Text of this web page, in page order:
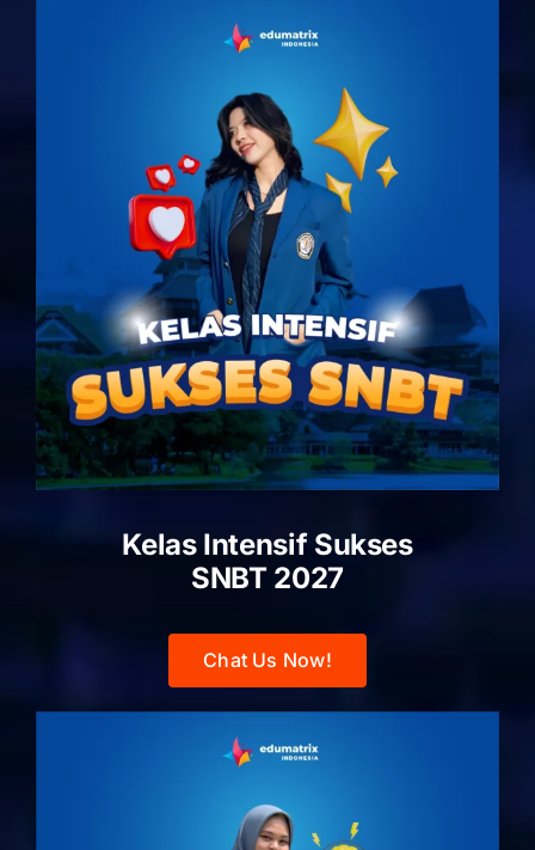
Kelas Intensif Sukses
SNBT 2027
Chat Us Now!